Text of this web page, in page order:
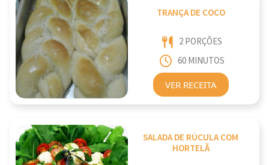
TRANÇA DE COCO
2 PORÇÕES
60 MINUTOS
VER RECEITA
SALADA DE RÚCULA COM
HORTELÃ